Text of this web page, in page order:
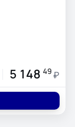
5 148 49 ₽